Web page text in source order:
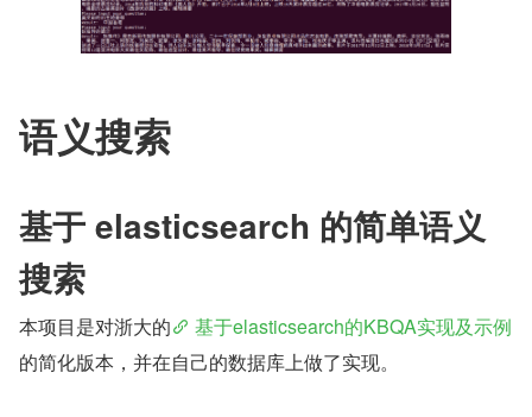
语义搜索
基于 elasticsearch 的简单语义
搜索
本项目是对浙大的
的简化版本，并在自己的数据库上做了实现。